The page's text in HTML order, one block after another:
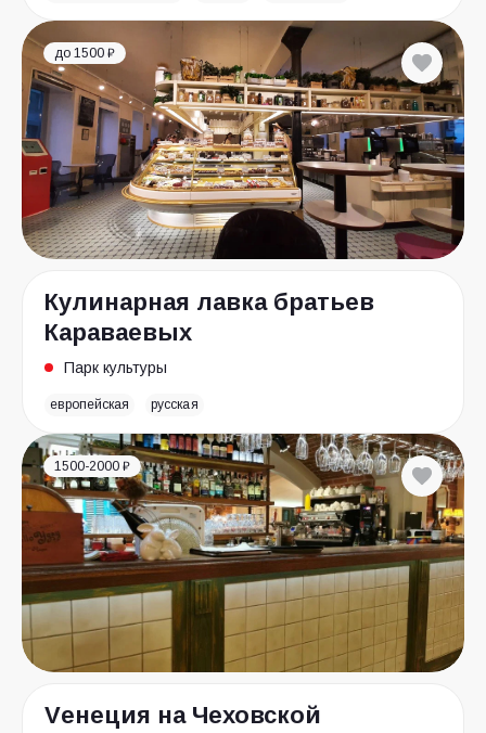
до 1500 ₽
Кулинарная лавка братьев
Караваевых
Парк культуры
европейская русская
1500-2000 ₽
Vенеция на Чеховской